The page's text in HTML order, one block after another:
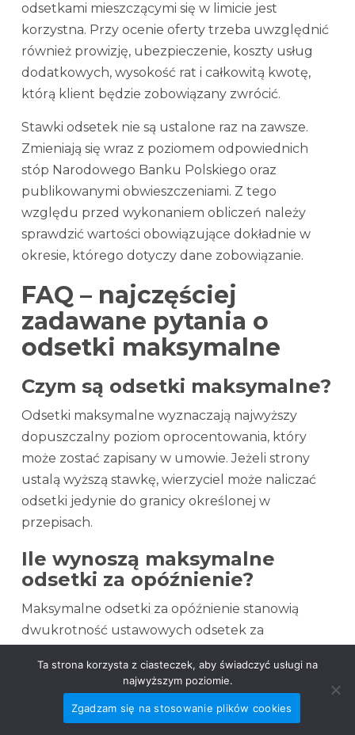
odsetkami mieszczącymi się w limicie jest
korzystna. Przy ocenie oferty trzeba uwzględnić
również prowizję, ubezpieczenie, koszty usług
dodatkowych, wysokość rat i całkowitą kwotę,
którą klient będzie zobowiązany zwrócić.
Stawki odsetek nie są ustalone raz na zawsze.
Zmieniają się wraz z poziomem odpowiednich
stóp Narodowego Banku Polskiego oraz
publikowanymi obwieszczeniami. Z tego
względu przed wykonaniem obliczeń należy
sprawdzić wartości obowiązujące dokładnie w
okresie, którego dotyczy dane zobowiązanie.
FAQ – najczęściej
zadawane pytania o
odsetki maksymalne
Czym są odsetki maksymalne?
Odsetki maksymalne wyznaczają najwyższy
dopuszczalny poziom oprocentowania, który
może zostać zapisany w umowie. Jeżeli strony
ustalą wyższą stawkę, wierzyciel może naliczać
odsetki jedynie do granicy określonej w
przepisach.
Ile wynoszą maksymalne
odsetki za opóźnienie?
Maksymalne odsetki za opóźnienie stanowią
dwukrotność ustawowych odsetek za
stopy referencyjnej NBP, dlatego może zmieniać
się wraz z decyzjami Rady Polityki Pieniężnej.
Ta strona korzysta z ciasteczek, aby świadczyć usługi na
najwyższym poziomie.
Zgadzam się na stosowanie plików cookies